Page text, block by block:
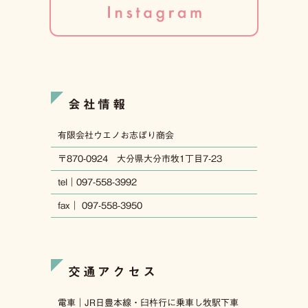
会社情報
有限会社ウエノお志ぼり商会
〒870-0924 大分県大分市牧1丁目7-23
tel｜097-558-3992
fax｜ 097-558-3950
交通アクセス
電車｜JR日豊本線・臼杵行に乗車し牧駅下車